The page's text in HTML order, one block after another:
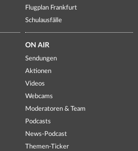
Flugplan Frankfurt
Schulausfälle
ON AIR
Sendungen
Aktionen
Videos
Webcams
Moderatoren & Team
Podcasts
News-Podcast
Themen-Ticker